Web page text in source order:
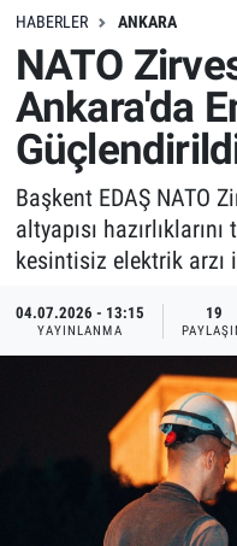
HABERLER ANKARA
NATO
Ankara'da
Başkent EDAŞ NATO
altyapısı
kesintisiz elektrik arzı
04.07.2026 - 13:15
YAYINLANMA
19